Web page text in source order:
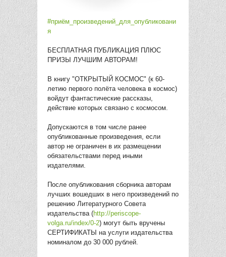
#приём_произведений_для_опубликовани
я
БЕСПЛАТНАЯ ПУБЛИКАЦИЯ ПЛЮС
ПРИЗЫ ЛУЧШИМ АВТОРАМ!
В книгу "ОТКРЫТЫЙ КОСМОС" (к 60-
летию первого полёта человека в космос)
войдут фантастические рассказы,
действие которых связано с космосом.
Допускаются в том числе ранее
опубликованные произведения, если
автор не ограничен в их размещении
обязательствами перед иными
издателями.
После опубликования сборника авторам
лучших вошедших в него произведений по
решению Литературного Совета
издательства (http://periscope-
volga.ru/index/0-2) могут быть вручены
СЕРТИФИКАТЫ на услуги издательства
номиналом до 30 000 рублей.